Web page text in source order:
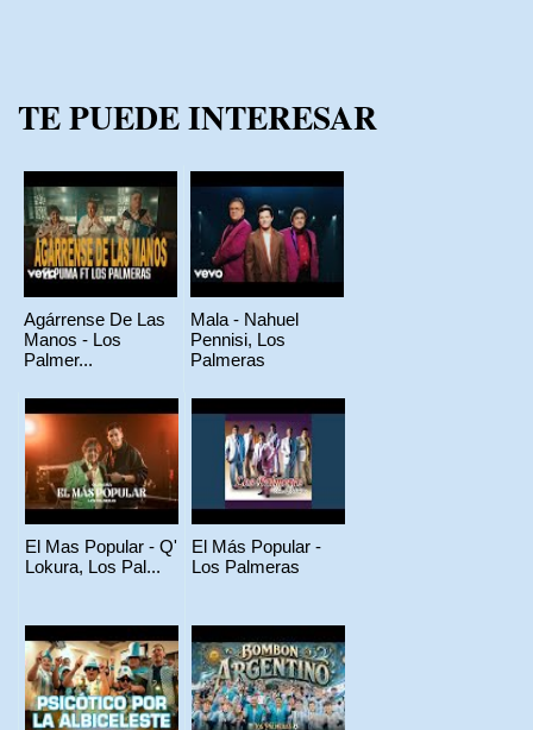
TE PUEDE INTERESAR
Agárrense De Las
Manos - Los
Palmer...
Mala - Nahuel
Pennisi, Los
Palmeras
El Mas Popular - Q'
Lokura, Los Pal...
El Más Popular -
Los Palmeras